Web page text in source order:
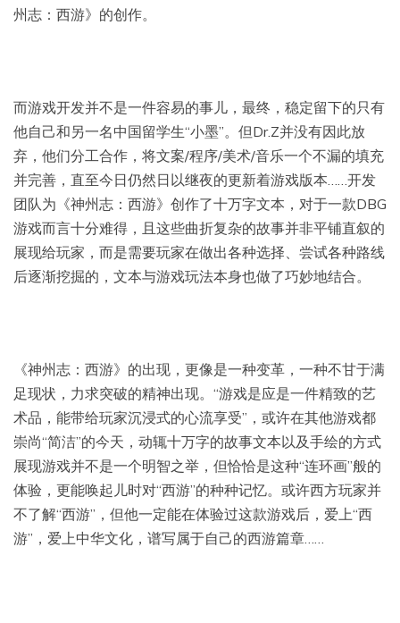
州志：西游》的创作。
而游戏开发并不是一件容易的事儿，最终，稳定留下的只有
他自己和另一名中国留学生“小墨”。但Dr.Z并没有因此放
弃，他们分工合作，将文案/程序/美术/音乐一个不漏的填充
并完善，直至今日仍然日以继夜的更新着游戏版本……开发
团队为《神州志：西游》创作了十万字文本，对于一款DBG
游戏而言十分难得，且这些曲折复杂的故事并非平铺直叙的
展现给玩家，而是需要玩家在做出各种选择、尝试各种路线
后逐渐挖掘的，文本与游戏玩法本身也做了巧妙地结合。
《神州志：西游》的出现，更像是一种变革，一种不甘于满
足现状，力求突破的精神出现。“游戏是应是一件精致的艺
术品，能带给玩家沉浸式的心流享受”，或许在其他游戏都
崇尚“简洁”的今天，动辄十万字的故事文本以及手绘的方式
展现游戏并不是一个明智之举，但恰恰是这种“连环画”般的
体验，更能唤起儿时对“西游”的种种记忆。或许西方玩家并
不了解“西游”，但他一定能在体验过这款游戏后，爱上“西
游”，爱上中华文化，谱写属于自己的西游篇章……